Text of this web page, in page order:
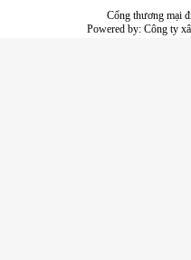
Cổng thương mại
Powered by: Công ty